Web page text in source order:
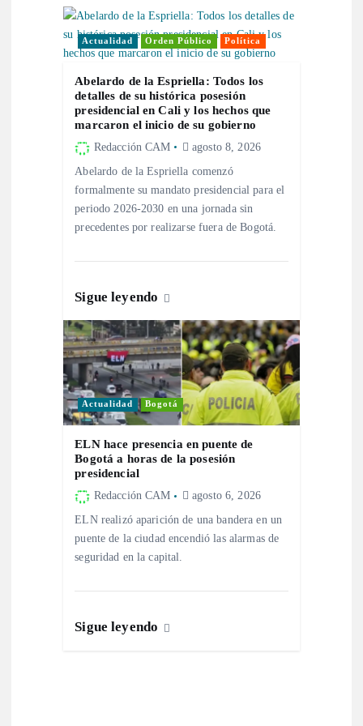
Actualidad Orden Público Política
Abelardo de la Espriella: Todos los
detalles de su histórica posesión
presidencial en Cali y los hechos que
marcaron el inicio de su gobierno
Redacción CAM agosto 8, 2026
Abelardo de la Espriella comenzó
formalmente su mandato presidencial para el
periodo 2026-2030 en una jornada sin
precedentes por realizarse fuera de Bogotá.
Sigue leyendo
Actualidad Bogotá
ELN hace presencia en puente de
Bogotá a horas de la posesión
presidencial
Redacción CAM agosto 6, 2026
ELN realizó aparición de una bandera en un
puente de la ciudad encendió las alarmas de
seguridad en la capital.
Sigue leyendo